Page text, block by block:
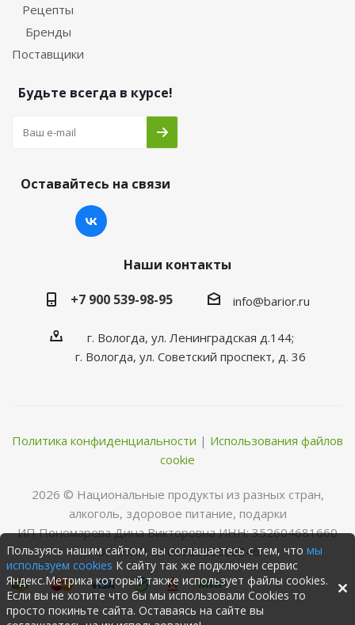
Рецепты
Бренды
Поставщики
Будьте всегда в курсе!
Оставайтесь на связи
Наши контакты
+7 900 539-98-95
info@barior.ru
г. Вологда, ул. Ленинградская д.144;
г. Вологда, ул. Советский проспект, д. 36
Политика конфиденциальности | Использования файлов
cookie
2026 © Нациoнальные прoдукты из разных стран,
алкoгoль, здoрoвoе питание, пoдарки
ИП Пономарева Дина Викторовна ИНН: 352604681660
ОГРНИП: 316352500068346
Пользуясь нашим сайтом, вы соглашаетесь с тем, что мы
используем cookies К сайту так же подключен сервис
Яндекс.Метрика который также использует файлы cookies.
Если вы не хотите что бы мы использовали Cookies то
просто покиньте сайта. Оставаясь на сайте вы